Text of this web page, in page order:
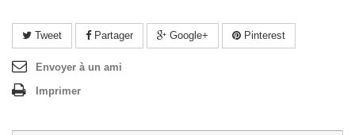
Tweet Partager Google+ Pinterest
Envoyer à un ami
Imprimer